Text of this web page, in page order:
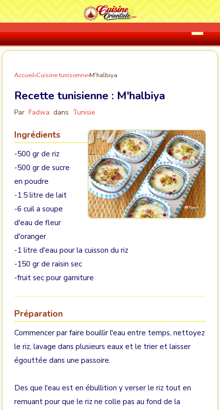
Accueil›Cuisine tunisienne›M'halbiya
Recette tunisienne : M'halbiya
Par Fadwa dans Tunisie
Ingrédients
-500 gr de riz
-500 gr de sucre
en poudre
-1.5 litre de lait
-6 cuil a soupe
d'eau de fleur
d'oranger
-1 litre d'eau pour la cuisson du riz
-150 gr de raisin sec
-fruit sec pour garniture
Préparation
Commencer par faire bouillir l'eau entre temps, nettoyez
le riz, lavage dans plusieurs eaux et le trier et laisser
égouttée dans une passoire.
Des que l'eau est en ébullition y verser le riz tout en
remuant pour que le riz ne colle pas au fond de la